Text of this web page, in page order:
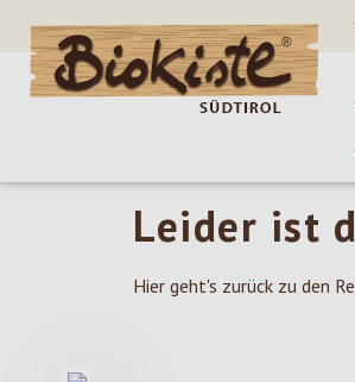
Hauptinhalt springen
Zur Suche springen
Zur Hauptnavigation springen
Leider ist
Hier geht's zurück zu den